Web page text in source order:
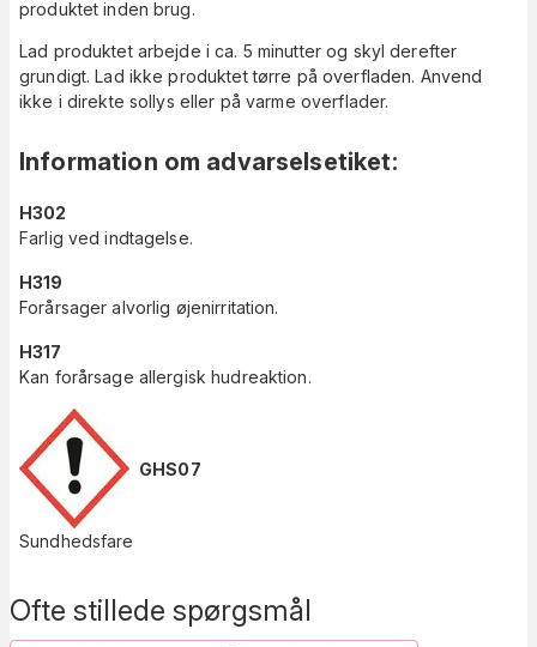
Ofte stillede spørgsmål
produktet inden brug.
Lad produktet arbejde i ca. 5 minutter og skyl derefter
grundigt. Lad ikke produktet tørre på overfladen. Anvend
ikke i direkte sollys eller på varme overflader.
Information om advarselsetiket:
H302
Farlig ved indtagelse.
H319
Forårsager alvorlig øjenirritation.
H317
Kan forårsage allergisk hudreaktion.
GHS07
Sundhedsfare